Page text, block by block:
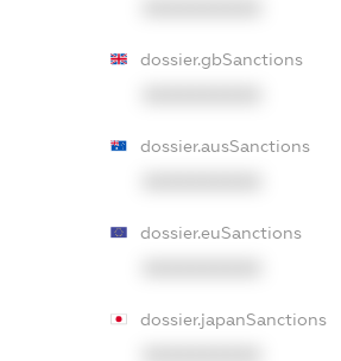
dossier.gbSanctions
dossier.ausSanctions
dossier.euSanctions
dossier.japanSanctions